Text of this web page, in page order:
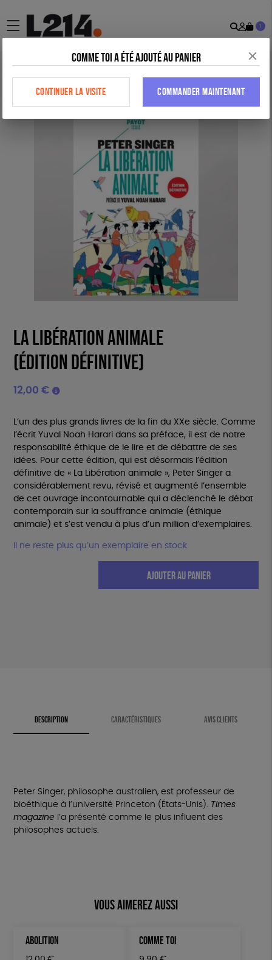
menu
Mon
1
Accueil>Tous nos produits>Librairie>La Libération animale (édition
définitive)
La Libération animale
(édition définitive)
12,00 €
L’un des plus grands livres de la fin du XXe siècle. Comme
l’écrit Yuval Noah Harari dans sa préface, il est de notre
responsabilité éthique de le lire et de débattre de ses
idées. Pour cette édition, qui est désormais l’édition
définitive de « La Libération animale », Peter Singer a
considérablement revu, révisé et augmenté l’ensemble
de cet ouvrage incontournable qui a déclenché le débat
contemporain sur la souffrance animale (éthique
animale) et s’est vendu à plus d’un million d’exemplaires.
Il ne reste plus qu’un exemplaire en stock
AJOUTER AU PANIER
DESCRIPTION CARACTÉRISTIQUES AVIS CLIENTS
Peter Singer, philosophe australien, est professeur de
bioéthique à l’université Princeton (États-Unis). Times
magazine l’a présenté comme le plus influent des
philosophes actuels.
Vous aimerez aussi
ABOLITION COMME TOI
Comme toi a été ajouté au panier
CONTINUER LA VISITE COMMANDER MAINTENANT